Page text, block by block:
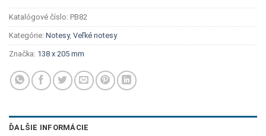
Katalógové číslo: PB82
Kategórie: Notesy, Veľké notesy
Značka: 138 x 205 mm
ĎALŠIE INFORMÁCIE